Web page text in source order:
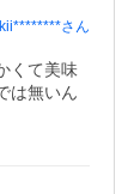
kii********さん
くて美味
は無いん